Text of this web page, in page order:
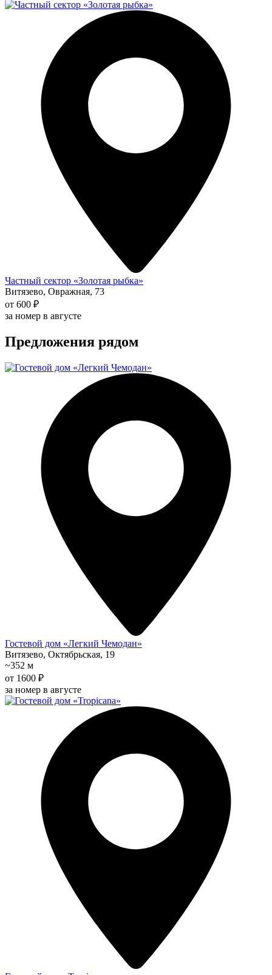
Частный сектор «Золотая рыбка»
Витязево, Овражная, 73
от 600 ₽
за номер в августе
Предложения рядом
Гостевой дом «Легкий Чемодан»
Витязево, Октябрьская, 19
~352 м
от 1600 ₽
за номер в августе